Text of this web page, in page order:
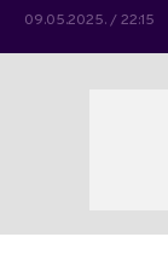
09.05.2025. / 22:15